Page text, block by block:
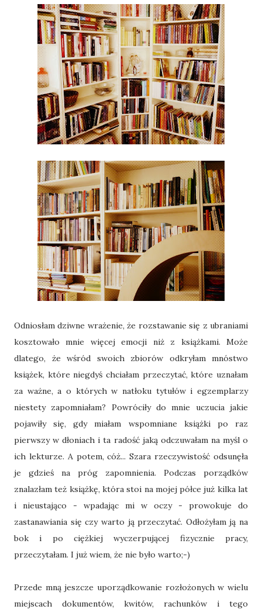
Odniosłam dziwne wrażenie, że rozstawanie się z ubraniami
kosztowało mnie więcej emocji niż z książkami. Może
dlatego, że wśród swoich zbiorów odkryłam mnóstwo
książek, które niegdyś chciałam przeczytać, które uznałam
za ważne, a o których w natłoku tytułów i egzemplarzy
niestety zapomniałam? Powróciły do mnie uczucia jakie
pojawiły się, gdy miałam wspomniane książki po raz
pierwszy w dłoniach i ta radość jaką odczuwałam na myśl o
ich lekturze. A potem, cóż... Szara rzeczywistość odsunęła
je gdzieś na próg zapomnienia. Podczas porządków
znalazłam też książkę, która stoi na mojej półce już kilka lat
i nieustająco - wpadając mi w oczy - prowokuje do
zastanawiania się czy warto ją przeczytać. Odłożyłam ją na
bok i po ciężkiej wyczerpującej fizycznie pracy,
przeczytałam. I już wiem, że nie było warto;-)
Przede mną jeszcze uporządkowanie rozłożonych w wielu
miejscach dokumentów, kwitów, rachunków i tego